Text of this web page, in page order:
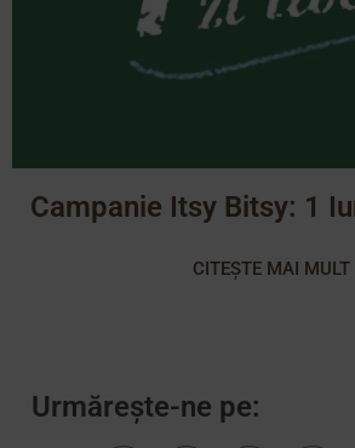
Campanie Itsy Bitsy: 1
CITEȘTE MAI MULT
Urmărește-ne pe: